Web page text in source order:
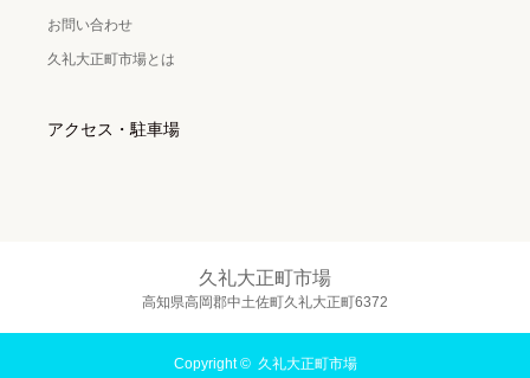
お問い合わせ
久礼大正町市場とは
アクセス・駐車場
久礼大正町市場
高知県高岡郡中土佐町久礼大正町6372
Copyright © 久礼大正町市場